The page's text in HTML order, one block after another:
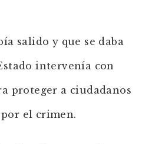
salido y que se daba
intervenía con
proteger a ciudadanos
por el crimen.